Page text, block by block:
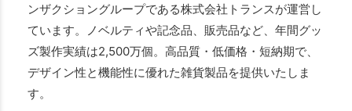
ンザクショングループである株式会社トランスが運営し
ています。ノベルティや記念品、販売品など、年間グッ
ズ製作実績は2,500万個。高品質・低価格・短納期で、
デザイン性と機能性に優れた雑貨製品を提供いたしま
す。